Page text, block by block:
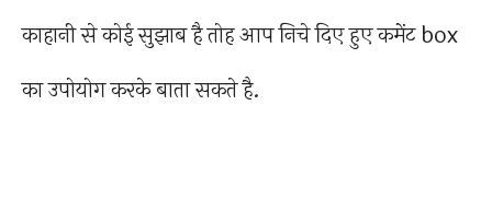
काहानी से कोई सुझाब है तोह आप निचे दिए हुए कमेंट box
का उपोयोग करके बाता सकते है.